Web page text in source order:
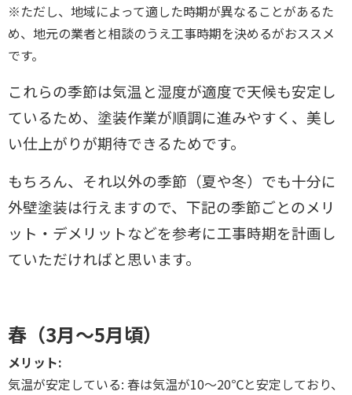
※ただし、地域によって適した時期が異なることがあるた
め、地元の業者と相談のうえ工事時期を決めるがおススメ
です。
これらの季節は気温と湿度が適度で天候も安定し
ているため、塗装作業が順調に進みやすく、美し
い仕上がりが期待できるためです。
もちろん、それ以外の季節（夏や冬）でも十分に
外壁塗装は行えますので、下記の季節ごとのメリ
ット・デメリットなどを参考に工事時期を計画し
ていただければと思います。
春（3月～5月頃）
メリット:
気温が安定している: 春は気温が10～20℃と安定しており、